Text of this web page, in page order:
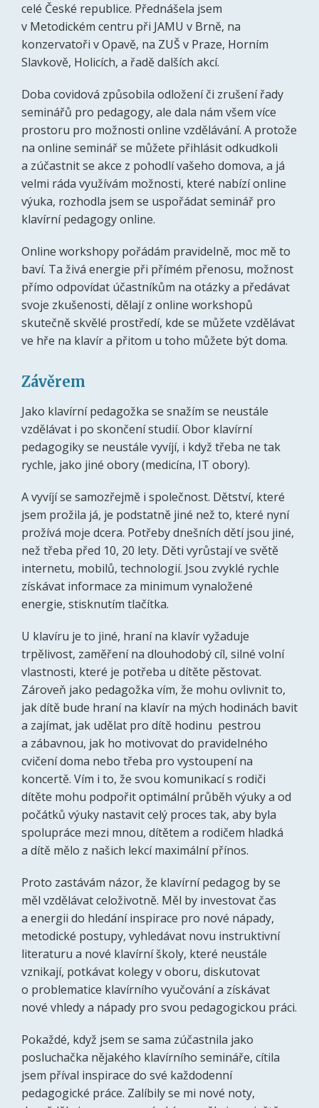
celé České republice. Přednášela jsem
v Metodickém centru při JAMU v Brně, na
konzervatoři v Opavě, na ZUŠ v Praze, Horním
Slavkově, Holicích, a řadě dalších akcí.
Doba covidová způsobila odložení či zrušení řady
seminářů pro pedagogy, ale dala nám všem více
prostoru pro možnosti online vzdělávání. A protože
na online seminář se můžete přihlásit odkudkoli
a zúčastnit se akce z pohodlí vašeho domova, a já
velmi ráda využívám možnosti, které nabízí online
výuka, rozhodla jsem se uspořádat seminář pro
klavírní pedagogy online.
Online workshopy pořádám pravidelně, moc mě to
baví. Ta živá energie při přímém přenosu, možnost
přímo odpovídat účastníkům na otázky a předávat
svoje zkušenosti, dělají z online workshopů
skutečně skvělé prostředí, kde se můžete vzdělávat
ve hře na klavír a přitom u toho můžete být doma.
Závěrem
Jako klavírní pedagožka se snažím se neustále
vzdělávat i po skončení studií. Obor klavírní
pedagogiky se neustále vyvíjí, i když třeba ne tak
rychle, jako jiné obory (medicína, IT obory).
A vyvíjí se samozřejmě i společnost. Dětství, které
jsem prožila já, je podstatně jiné než to, které nyní
prožívá moje dcera. Potřeby dnešních dětí jsou jiné,
než třeba před 10, 20 lety. Děti vyrůstají ve světě
internetu, mobilů, technologií. Jsou zvyklé rychle
získávat informace za minimum vynaložené
energie, stisknutím tlačítka.
U klavíru je to jiné, hraní na klavír vyžaduje
trpělivost, zaměření na dlouhodobý cíl, silné volní
vlastnosti, které je potřeba u dítěte pěstovat.
Zároveň jako pedagožka vím, že mohu ovlivnit to,
jak dítě bude hraní na klavír na mých hodinách bavit
a zajímat, jak udělat pro dítě hodinu pestrou
a zábavnou, jak ho motivovat do pravidelného
cvičení doma nebo třeba pro vystoupení na
koncertě. Vím i to, že svou komunikací s rodiči
dítěte mohu podpořit optimální průběh výuky a od
počátků výuky nastavit celý proces tak, aby byla
spolupráce mezi mnou, dítětem a rodičem hladká
a dítě mělo z našich lekcí maximální přínos.
Proto zastávám názor, že klavírní pedagog by se
měl vzdělávat celoživotně. Měl by investovat čas
a energii do hledání inspirace pro nové nápady,
metodické postupy, vyhledávat novu instruktivní
literaturu a nové klavírní školy, které neustále
vznikají, potkávat kolegy v oboru, diskutovat
o problematice klavírního vyučování a získávat
nové vhledy a nápady pro svou pedagogickou práci.
Pokaždé, když jsem se sama zúčastnila jako
posluchačka nějakého klavírního semináře, cítila
jsem příval inspirace do své každodenní
pedagogické práce. Zalíbily se mi nové noty,